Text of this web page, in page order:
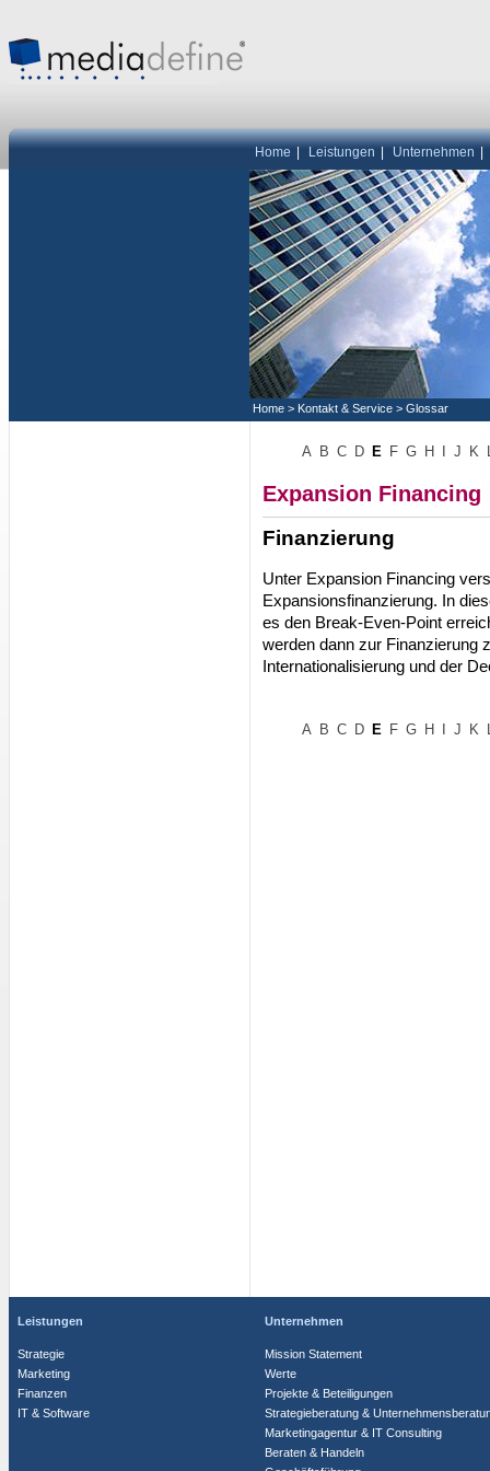
Home Leistungen Unternehmen
Home > Kontakt & Service > Glossar
A B C D E F G H J K
Expansion Financing
Finanzierung
Unter Expansion Financing
Expansionsfinanzierung. In
es den Break-Even-Point
werden dann zur Finanzierung
Internationalisierung und der
A B C D E F G H J K
Leistungen
Strategie
Marketing
Finanzen
IT & Software
Unternehmen
Mission Statement
Werte
Projekte & Beteiligungen
Strategieberatung &
Marketingagentur & IT Consulting
Beraten & Handeln